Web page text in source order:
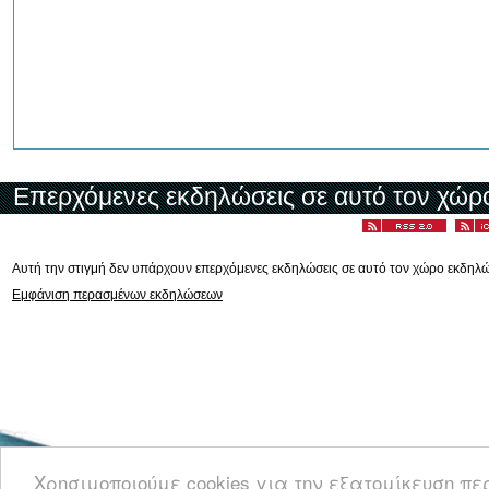
Χρησιμοποιούμε cookies για την εξατομίκευση
Επερχόμενες εκδηλώσεις σε αυτό τον
Αυτή την στιγμή δεν υπάρχουν επερχόμενες εκδηλώσεις σε αυτό τον χώρο
Εμφάνιση περασμένων εκδηλώσεων